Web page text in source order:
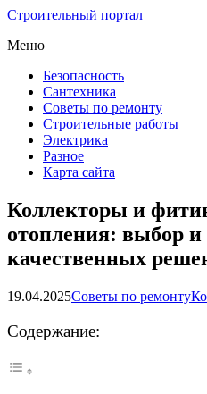
Строительный портал
Меню
Безопасность
Сантехника
Советы по ремонту
Строительные работы
Электрика
Разное
Карта сайта
Коллекторы и
отопления: выбор и
качественных
19.04.2025Советы по ремонту
Содержание: